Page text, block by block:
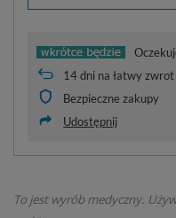
14dni na łatwy zwrot
Bezpieczne zakupy
Udostępnij
To jest wyrób medyczny.